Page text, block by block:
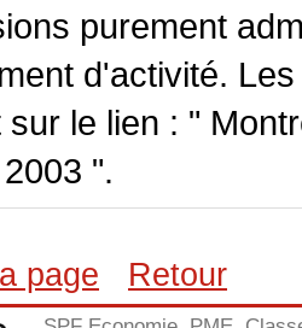
purement
d'activité.
sur le lien : "
".
page Retour